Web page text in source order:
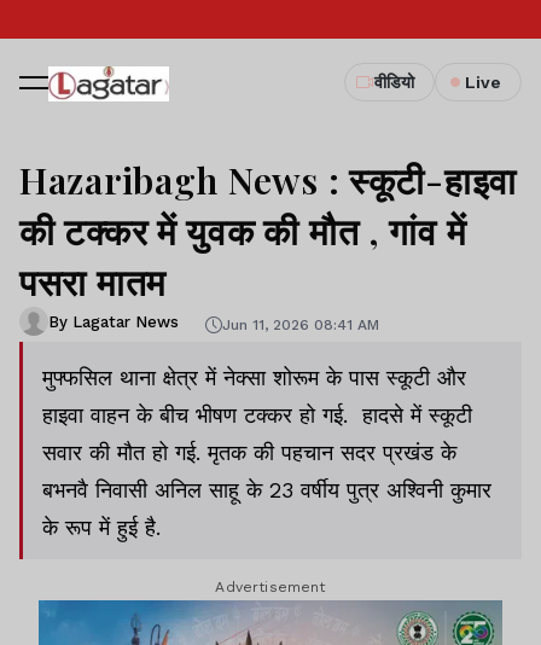
वीडियो Live
Hazaribagh News : स्कूटी-हाइवा
की टक्कर में युवक की मौत , गांव में
पसरा मातम
By Lagatar News Jun 11, 2026 08:41 AM
मुफ्फसिल थाना क्षेत्र में नेक्सा शोरूम के पास स्कूटी और
हाइवा वाहन के बीच भीषण टक्कर हो गई. हादसे में स्कूटी
सवार की मौत हो गई. मृतक की पहचान सदर प्रखंड के
बभनवै निवासी अनिल साहू के 23 वर्षीय पुत्र अश्विनी कुमार
के रूप में हुई है.
Advertisement